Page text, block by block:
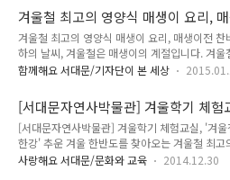
요. 재료 꼬막 1kg, 작은 알배추잎 3장, 대파 1/2
개, 홍고추 1..
기는 솔방울들이 물을 머금어서 꽃봉오리처럼 오
안 곳곳에 놓아 두면 솔방울의 물이 증발하면 꽃
능을 하게 되는 원리랍니다. 그럼 함께 만들어볼
천연가습기 재료 재료 솔방울 한 바구니 행주산
미니 솔방울입니다. 이것보다 큰 솔방울을 사용
깨끗이 세척해주세요~ 솔방울이 습기를 가득 머
솔방울을 물에 담가줍니다. 40분 정도 물에 ..
겨울철 최고의 영양식 매생이 요리,
겨울철 최고의 영양식 매생이 요리, 매생이전 찬
하의 날씨, 겨울철은 매생이의 계절입니다. 겨울
생이는 지금이 가장 많이 나올 때이지요. 그리고
해도 먹고 싶은 마음이 생깁니다. 매생이의 효능
타민이 풍부하여 특히 여성들의 피부미용에 아주
증 예방과 성장발육에 도움 : 칼슘이 풍부하여
이 성장발육을 돕는다. 3.빈혈 : 철분 햠량이 많
산 성분이 많아 대장운동을 활발하게 한다. 5.숙
함께해요 서대문/기자단이 본 세상
[서대문자연사박물관] 겨울학기 체험
철새가 사는 곳, 한강'
[서대문자연사박물관] 겨울학기 체험교실, '겨
한강' 추운 겨울 한반도를 찾아오는 겨울철 최고
새' 올해에도 변함없이 한강을 찾아왔답니다. 겨
사랑해요 서대문/문화와 교육 2014.12.30